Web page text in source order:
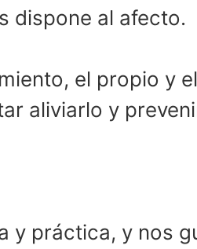
dispone al afecto.
el propio y
aliviarlo y
y práctica, y nos